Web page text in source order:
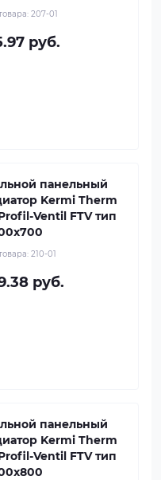
207-01
руб.
панельный
Kermi Therm
Ventil FTV тип
210-01
руб.
панельный
Kermi Therm
Ventil FTV тип